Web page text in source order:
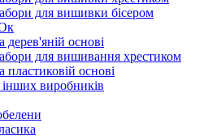
для вишивки бісером
дерев'яній основі
для вишивання хрестиком
пластиковій основі
виробників